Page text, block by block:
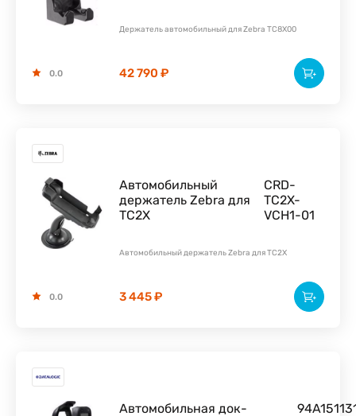
Держатель автомобильный для Zebra TC8X00
42 790 ₽
0.0
Автомобильный
держатель Zebra для
TC2X
CRD-
TC2X-
VCH1-01
Автомобильный держатель Zebra для TC2X
3 445 ₽
0.0
Автомобильная док-